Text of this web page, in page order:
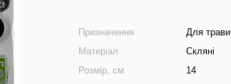
Призначення
Для трави
Матеріал
Скляні
Розмір, см
14